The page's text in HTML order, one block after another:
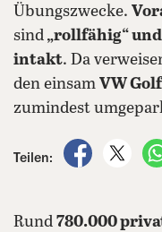
Übungszwecke.
sind „rollfähig“
intakt. Da
den einsam VW
zumindest
Teilen:
auf
Rund 780.000